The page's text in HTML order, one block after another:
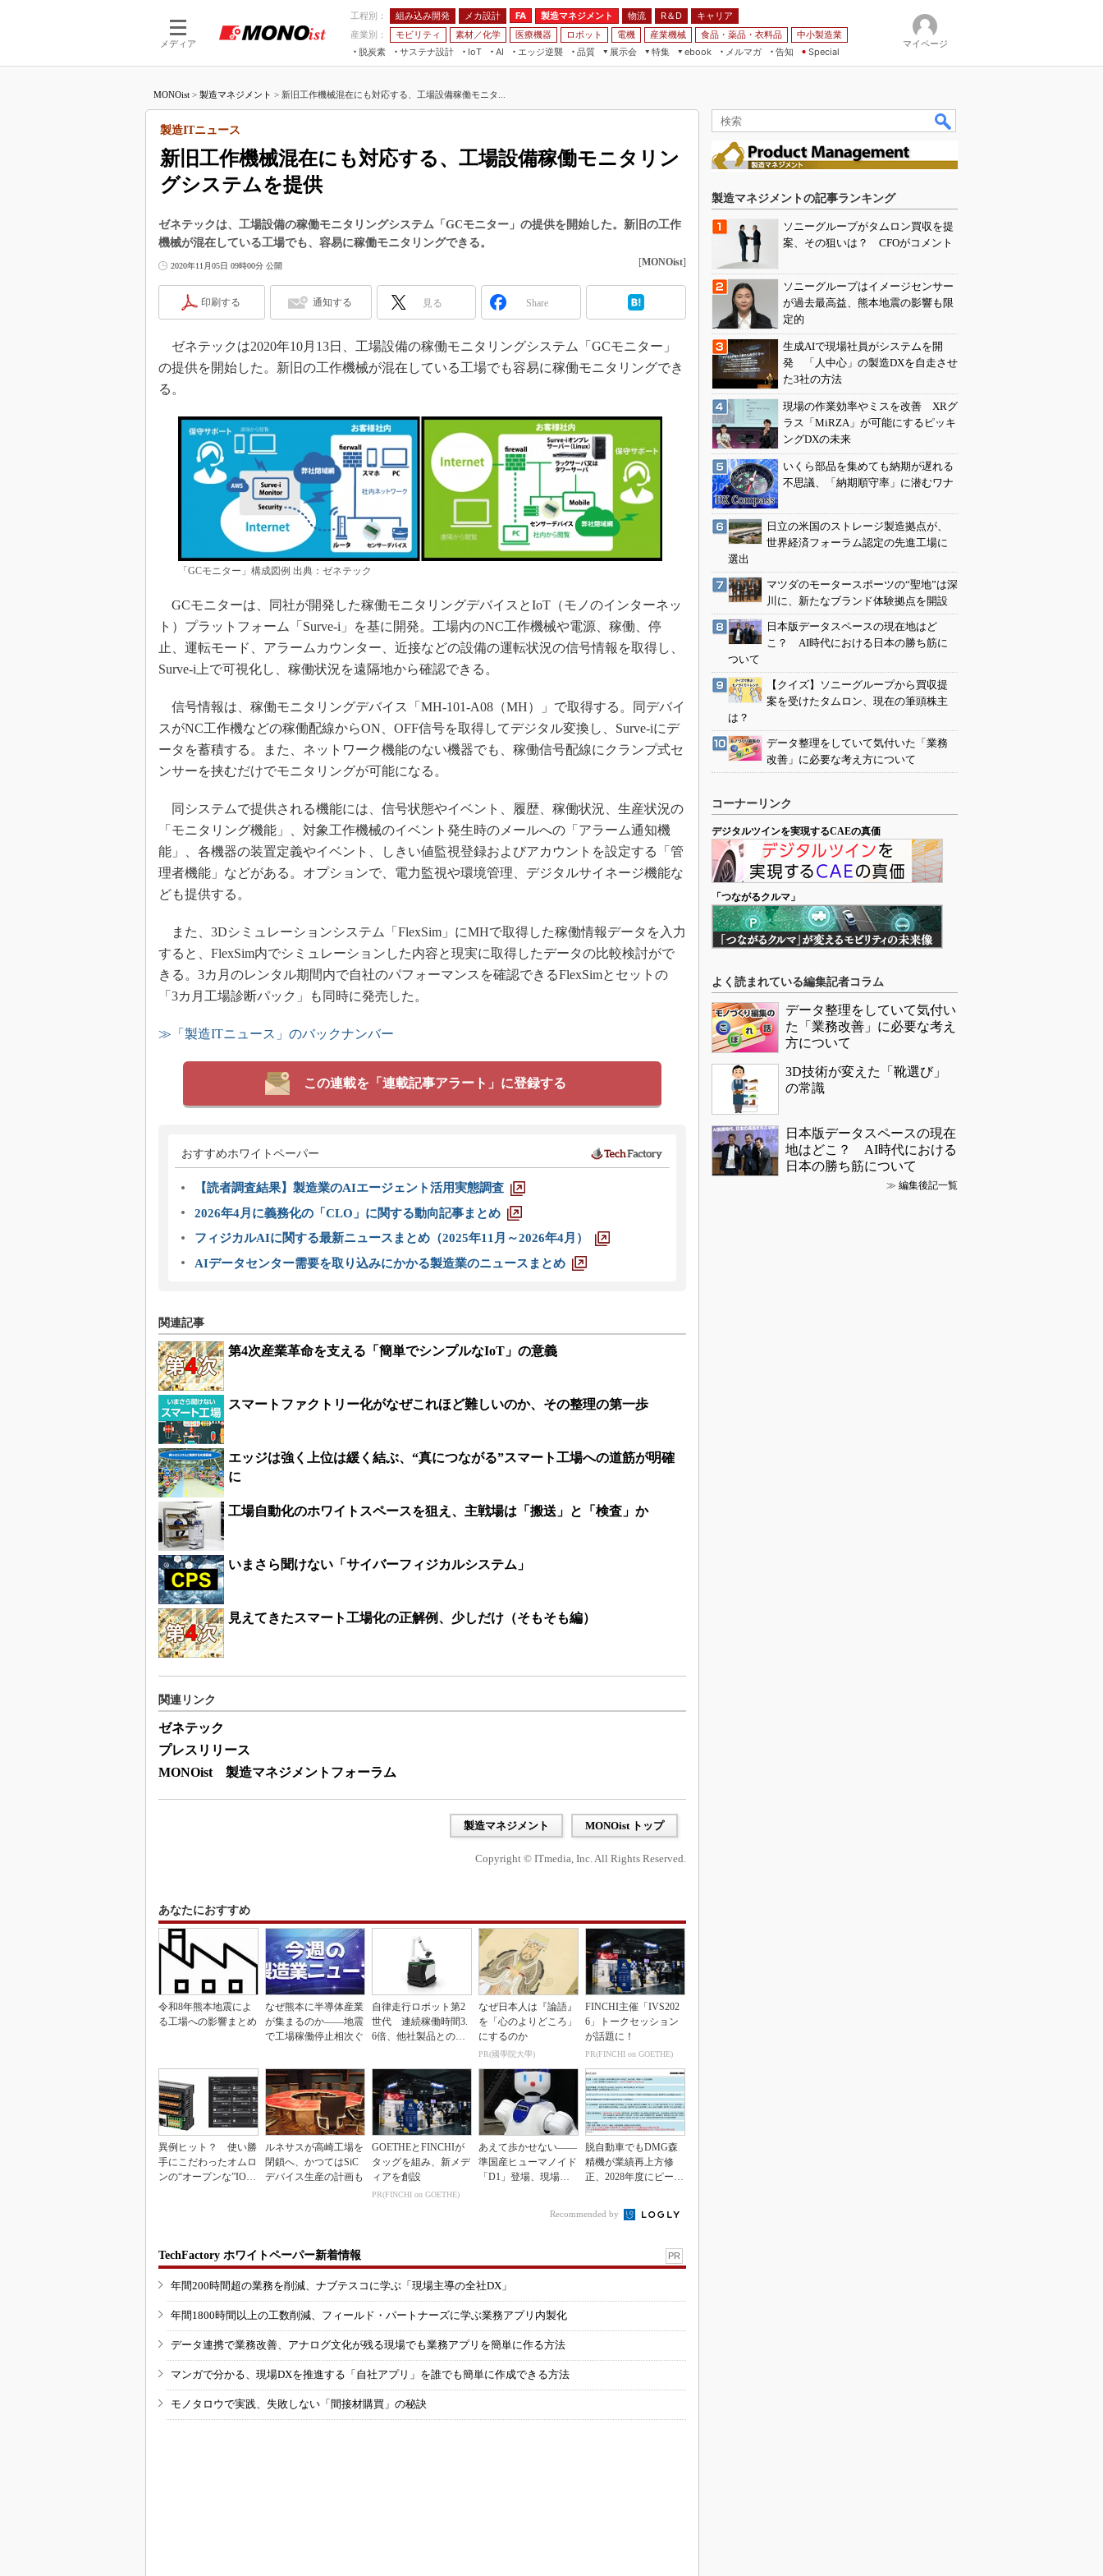
メディア
工程別： 組み込み開発 メカ設計 FA 製造マネジメント 物流 R＆D
キャリア
産業別：
モビリティ 素材／化学 医療機器 ロボット 電機 産業機械 食品・薬品・衣料品
中小製造業
脱炭素
サステナ設計
IoT
つながる工場
AI
AI×設備保全
エッジ逆襲 品質
展示会
JIMTOF
TECHNO-FRONTIER
スマート工場EXPO
EdgeTech+
AUTOMOTIVE WORLD
特集
つながるクルマ
VR／AR
フィールドサービス
組み込み画像技術
車載ソフト開発
ISO26262
無償設計ツール
3Dプリンタ
S＆OP
インダストリー4.0
イノベーション
製造業ビッグデータ
メイドインジャパン
植物工場
海外生産
グローバル設計・開発
制御セキュリティ
新型コロナへの対応
ebook
FA
モビリティ
メルマガ
告知 Special
マイページ
MONOist > 製造マネジメント > 新旧工作機械混在にも対応する、工場設備稼働モニタ...
新旧工作機械混在にも対応する、工場設備稼働モニタリン
グシステムを提供
製造ITニュース
ゼネテックは、工場設備の稼働モニタリングシステム「GCモニター」の提供を開始した。新旧の工作
機械が混在している工場でも、容易に稼働モニタリングできる。
2020年11月05日 09時00分 公開 [MONOist]
印刷する 通知する 見る Share
ゼネテックは2020年10月13日、工場設備の稼働モニタリングシステム「GCモニター」
の提供を開始した。新旧の工作機械が混在している工場でも容易に稼働モニタリングでき
る。
「GCモニター」構成図例 出典：ゼネテック
GCモニターは、同社が開発した稼働モニタリングデバイスとIoT（モノのインターネッ
ト）プラットフォーム「Surve-i」を基に開発。工場内のNC工作機械や電源、稼働、停
止、運転モード、アラームカウンター、近接などの設備の運転状況の信号情報を取得し、
Surve-i上で可視化し、稼働状況を遠隔地から確認できる。
信号情報は、稼働モニタリングデバイス「MH-101-A08（MH）」で取得する。同デバイ
スがNC工作機などの稼働配線からON、OFF信号を取得してデジタル変換し、Surve-iにデ
ータを蓄積する。また、ネットワーク機能のない機器でも、稼働信号配線にクランプ式セ
ンサーを挟むだけでモニタリングが可能になる。
同システムで提供される機能には、信号状態やイベント、履歴、稼働状況、生産状況の
「モニタリング機能」、対象工作機械のイベント発生時のメールへの「アラーム通知機
能」、各機器の装置定義やイベント、しきい値監視登録およびアカウントを設定する「管
理者機能」などがある。オプションで、電力監視や環境管理、デジタルサイネージ機能な
ども提供する。
また、3Dシミュレーションシステム「FlexSim」にMHで取得した稼働情報データを入力
すると、FlexSim内でシミュレーションした内容と現実に取得したデータの比較検討がで
きる。3カ月のレンタル期間内で自社のパフォーマンスを確認できるFlexSimとセットの
「3カ月工場診断パック」も同時に発売した。
≫「製造ITニュース」のバックナンバー
この連載を「連載記事アラート」に登録する
おすすめホワイトペーパー
【読者調査結果】製造業のAIエージェント活用実態調査
2026年4月に義務化の「CLO」に関する動向記事まとめ
フィジカルAIに関する最新ニュースまとめ（2025年11月～2026年4月）
AIデータセンター需要を取り込みにかかる製造業のニュースまとめ
関連記事
第4次産業革命を支える「簡単でシンプルなIoT」の意義
スマートファクトリー化がなぜこれほど難しいのか、その整理の第一歩
エッジは強く上位は緩く結ぶ、“真につながる”スマート工場への道筋が明確
に
工場自動化のホワイトスペースを狙え、主戦場は「搬送」と「検査」か
いまさら聞けない「サイバーフィジカルシステム」
見えてきたスマート工場化の正解例、少しだけ（そもそも編）
関連リンク
ゼネテック
プレスリリース
MONOist 製造マネジメントフォーラム
製造マネジメント MONOist トップ
Copyright © ITmedia, Inc. All Rights Reserved.
あなたにおすすめ
令和8年熊本地震によ
る工場への影響まとめ
なぜ熊本に半導体産業
が集まるのか――地震
で工場稼働停止相次ぐ
自律走行ロボット第2
世代 連続稼働時間3.
6倍、他社製品との連
なぜ日本人は『論語』
を「心のよりどころ」
にするのか
PR(國學院大學)
FINCHI主催「IVS202
6」トークセッション
が話題に！
PR(FINCHI on GOETHE)
異例ヒット？ 使い勝
手にこだわったオムロ
ンの“オープンな”IO-L
ルネサスが高崎工場を
閉鎖へ、かつてはSiC
デバイス生産の計画も
GOETHEとFINCHIが
タッグを組み、新メデ
ィアを創設
PR(FINCHI on GOETHE)
あえて歩かせない――
準国産ヒューマノイド
「D1」登場、現場稼
脱自動車でもDMG森
精機が業績再上方修
正、2028年度にピーク
Recommended by
TechFactory ホワイトペーパー新着情報 PR
年間200時間超の業務を削減、ナブテスコに学ぶ「現場主導の全社DX」
年間1800時間以上の工数削減、フィールド・パートナーズに学ぶ業務アプリ内製化
データ連携で業務改善、アナログ文化が残る現場でも業務アプリを簡単に作る方法
マンガで分かる、現場DXを推進する「自社アプリ」を誰でも簡単に作成できる方法
モノタロウで実践、失敗しない「間接材購買」の秘訣
製造マネジメントの記事ランキング
ソニーグループがタムロン買収を提
案、その狙いは？ CFOがコメント
ソニーグループはイメージセンサー
が過去最高益、熊本地震の影響も限
定的
生成AIで現場社員がシステムを開
発 「人中心」の製造DXを自走させ
た3社の方法
現場の作業効率やミスを改善 XRグ
ラス「MiRZA」が可能にするピッキ
ングDXの未来
いくら部品を集めても納期が遅れる
不思議、「納期順守率」に潜むワナ
日立の米国のストレージ製造拠点が、
世界経済フォーラム認定の先進工場に
選出
マツダのモータースポーツの“聖地”は深
川に、新たなブランド体験拠点を開設
日本版データスペースの現在地はど
こ？ AI時代における日本の勝ち筋に
ついて
【クイズ】ソニーグループから買収提
案を受けたタムロン、現在の筆頭株主
は？
データ整理をしていて気付いた「業務
改善」に必要な考え方について
コーナーリンク
デジタルツインを実現するCAEの真価
「つながるクルマ」
よく読まれている編集記者コラム
データ整理をしていて気付い
た「業務改善」に必要な考え
方について
3D技術が変えた「靴選び」
の常識
日本版データスペースの現在
地はどこ？ AI時代における
日本の勝ち筋について
≫ 編集後記一覧